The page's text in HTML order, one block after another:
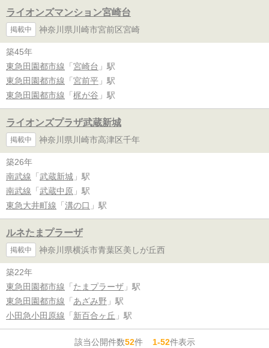
ライオンズマンション宮崎台
掲載中 神奈川県川崎市宮前区宮崎
築45年
東急田園都市線 「 宮崎台 」駅
東急田園都市線 「 宮前平 」駅
東急田園都市線 「 梶が谷 」駅
ライオンズプラザ武蔵新城
掲載中 神奈川県川崎市高津区千年
築26年
南武線 「 武蔵新城 」駅
南武線 「 武蔵中原 」駅
東急大井町線 「 溝の口 」駅
ルネたまプラーザ
掲載中 神奈川県横浜市青葉区美しが丘西
築22年
東急田園都市線 「 たまプラーザ 」駅
東急田園都市線 「 あざみ野 」駅
小田急小田原線 「 新百合ヶ丘 」駅
該当公開件数52件1-52件表示